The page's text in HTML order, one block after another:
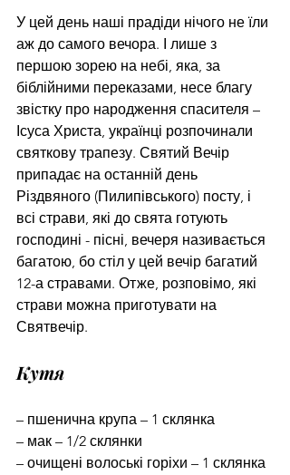
У цей день наші прадіди нічого не їли
аж до самого вечора. І лише з
першою зорею на небі, яка, за
біблійними переказами, несе благу
звістку про народження спасителя –
Ісуса Христа, українці розпочинали
святкову трапезу. Святий Вечір
припадає на останній день
Різдвяного (Пилипівського) посту, і
всі страви, які до свята готують
господині - пісні, вечеря називається
багатою, бо стіл у цей вечір багатий
12-а стравами. Отже, розповімо, які
страви можна приготувати на
Святвечір.
Кутя
– пшенична крупа – 1 склянка
– мак – 1/2 склянки
– очищені волоські горіхи – 1 склянка